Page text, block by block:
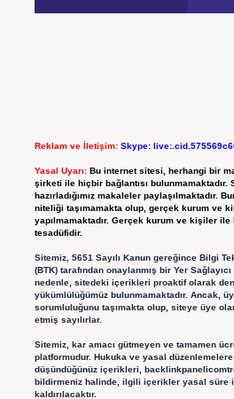
Reklam ve İletişim: Skype:
Yasal Uyarı: Bu internet sitesi, herhangi bir
şirketi ile hiçbir bağlantısı bulunmamaktadır.
hazırladığımız makaleler paylaşılmaktadır.
niteliği taşımamakta olup, gerçek kurum ve
yapılmamaktadır. Gerçek kurum ve kişiler
tesadüfidir.
Sitemiz, 5651 Sayılı Kanun gereğince Bilgi
(BTK) tarafından onaylanmış bir Yer
nedenle, sitedeki içerikleri proaktif olarak
yükümlülüğümüz bulunmamaktadır. Ancak,
sorumluluğunu taşımakta olup, siteye üye
etmiş sayılırlar.
Sitemiz, kar amacı gütmeyen ve tamamen
platformudur. Hukuka ve yasal düzenlemelere
düşündüğünüz içerikleri,
bildirmeniz halinde, ilgili içerikler yasal süre
kaldırılacaktır.